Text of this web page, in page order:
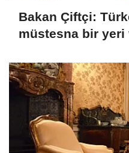
Bakan Çiftçi:
müstesna bir yeri